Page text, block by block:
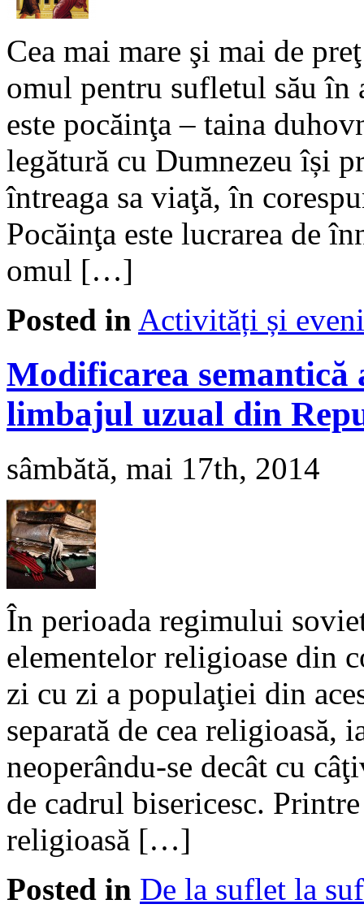
Cea mai mare şi mai de
omul pentru sufletul său în
este pocăinţa – taina
legătură cu Dumnezeu își
întreaga sa viaţă, în
Pocăinţa este lucrarea de
omul […]
Posted in Activități și
Modificarea
limbajul uzual din
sâmbătă, mai 17th, 2014
În perioada regimului
elementelor religioase din
zi cu zi a populaţiei din
separată de cea religioasă,
neoperându-se decât cu
de cadrul bisericesc.
religioasă […]
Posted in De la suflet la